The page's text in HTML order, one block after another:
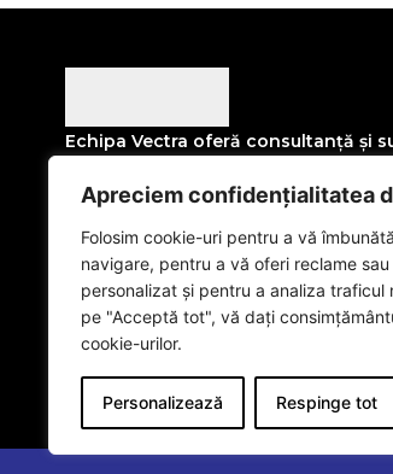
Apreciem confidențialitatea
Folosim cookie-uri pentru a vă
navigare, pentru a vă oferi reclame
personalizat și pentru a analiza traficul
pe "Acceptă tot", vă dați
cookie-urilor.
Personalizează Respinge tot
Echipa Vectra oferă consultanță și
funcție de necesități și bugetul
Denumire: SC VECTRA EUROLIFT SERVICE
Nr. Registrul Comerțului: J40/24414/1994
CUI / Cod unic de înregistrare: RO6597308